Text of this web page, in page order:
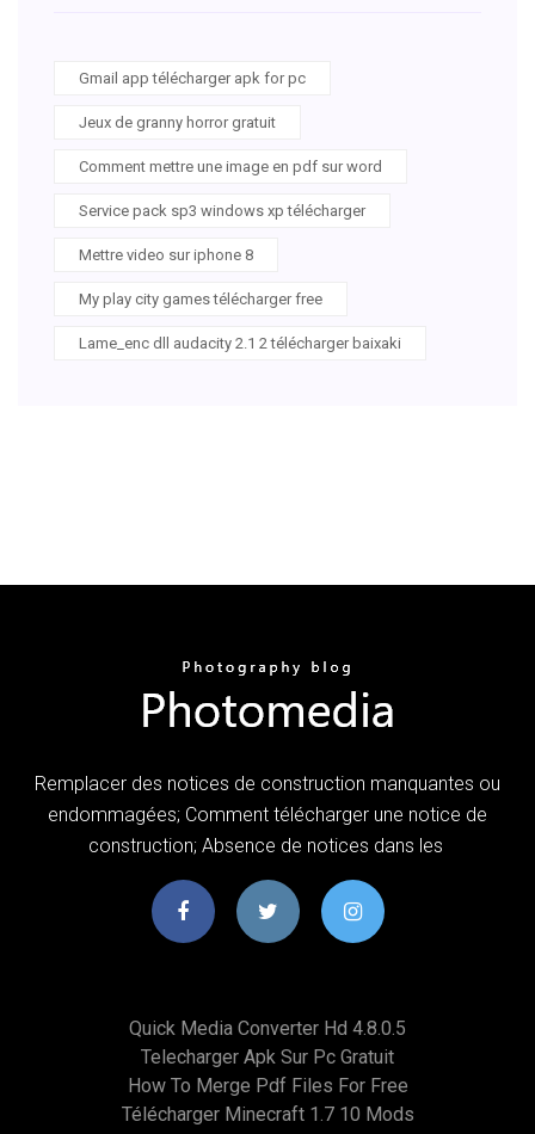
Gmail app télécharger apk for pc
Jeux de granny horror gratuit
Comment mettre une image en pdf sur word
Service pack sp3 windows xp télécharger
Mettre video sur iphone 8
My play city games télécharger free
Lame_enc dll audacity 2.1 2 télécharger baixaki
Remplacer des notices de construction manquantes ou
endommagées; Comment télécharger une notice de
construction; Absence de notices dans les
Quick Media Converter Hd 4.8.0.5
Telecharger Apk Sur Pc Gratuit
How To Merge Pdf Files For Free
Télécharger Minecraft 1.7 10 Mods